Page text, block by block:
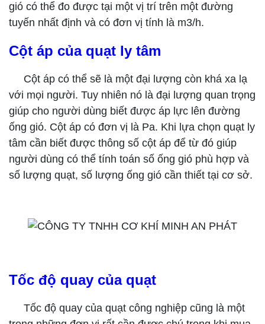
gió có thể đo được tại một vị trí trên một đường
tuyến nhất định và có đơn vị tính là m3/h.
Cột áp của quạt ly tâm
Cột áp có thể sẽ là một đại lượng còn khá xa lạ
với mọi người. Tuy nhiên nó là đại lượng quan trọng
giúp cho người dùng biết được áp lực lên đường
ống gió. Cột áp có đơn vị là Pa. Khi lựa chọn quạt ly
tâm cần biết được thông số cột áp để từ đó giúp
người dùng có thể tính toán số ống gió phù hợp và
số lượng quạt, số lượng ống gió cần thiết tại cơ sở.
Tốc độ quay của quạt
Tốc độ quay của quạt công nghiệp cũng là một